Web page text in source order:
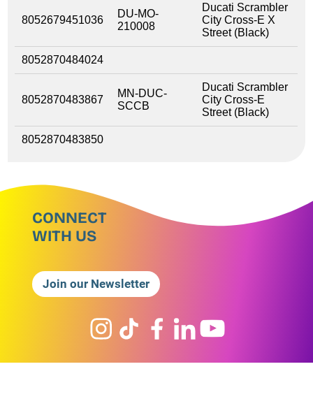
8052679451036
DU-MO-
210008
Ducati Scrambler
City Cross-E X
Street (Black)
8052870484024
8052870483867
MN-DUC-
SCCB
Ducati Scrambler
City Cross-E
Street (Black)
8052870483850
CONNECT
WITH US
Join our Newsletter